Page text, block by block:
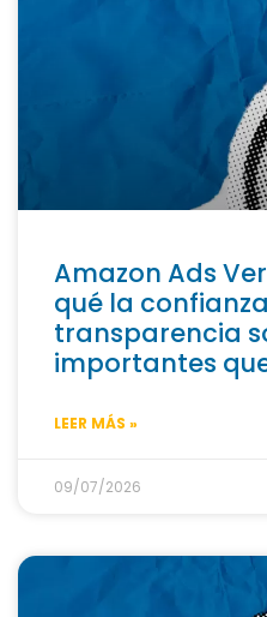
Amazon Ads
qué la
transparencia
importantes
LEER MÁS »
09/07/2026